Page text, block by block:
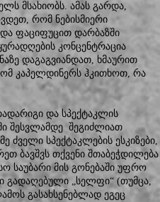
მსახიობს. ამას გარდა,
რომ ნებისმიერი
და ფაციფუცით დარბაზში
კონცენტრაცია
დაგაგვიანდათ, ხმაურით
კაპელდინერს ჰკითხოთ, რა
და სპექტაკლის
შესვლამდე შეგიძლიათ
სპექტაკლების ესკიზები,
ბავშვს თქვენი შთაბეჭდილება
საუბარი მის გონებაში უფრო
გადაღებული „სელფი“ (თუმცა,
გასახსენებლად ეგეც